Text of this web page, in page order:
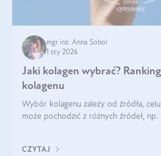
mgr inż. Anna Sobol
1 sty 2026
Jaki kolagen wybrać?
kolagenu
Wybór kolagenu zależy od źródła,
może pochodzić z różnych źródeł,
bydlęcy.
CZYTAJ